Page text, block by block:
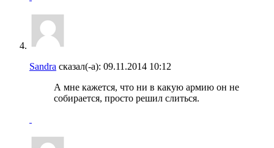
Sandra сказал(-а): 09.11.2014 10:12
А мне кажется, что ни в какую армию он не
собирается, просто решил слиться.